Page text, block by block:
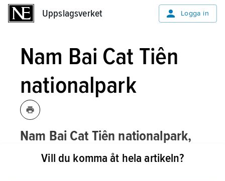
Uppslagsverket Logga in
Nam Bai Cat Tiên
nationalpark
Nam Bai Cat Tiên nationalpark,
nationalpark i södra Vietnam; för
belägenhet se landskartaVietnam.
Vill du komma åt hela artikeln?